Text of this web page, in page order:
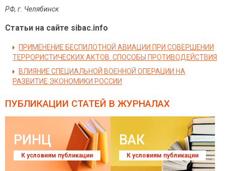
РФ, г. Челябинск
Статьи на сайте sibac.info
ПРИМЕНЕНИЕ БЕСПИЛОТНОЙ АВИАЦИИ ПРИ СОВЕРШЕНИИ
ТЕРРОРИСТИЧЕСКИХ АКТОВ. СПОСОБЫ ПРОТИВОДЕЙСТВИЯ
ВЛИЯНИЕ СПЕЦИАЛЬНОЙ ВОЕННОЙ ОПЕРАЦИИ НА
РАЗВИТИЕ ЭКОНОМИКИ РОССИИ
ПУБЛИКАЦИИ СТАТЕЙ В ЖУРНАЛАХ
РИНЦ
К условиям публикации
ВАК
К условиям публикации